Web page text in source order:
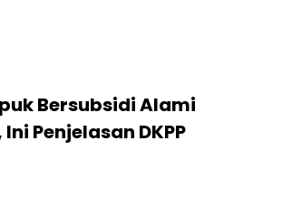
Bersubsidi Alami
Penjelasan DKPP